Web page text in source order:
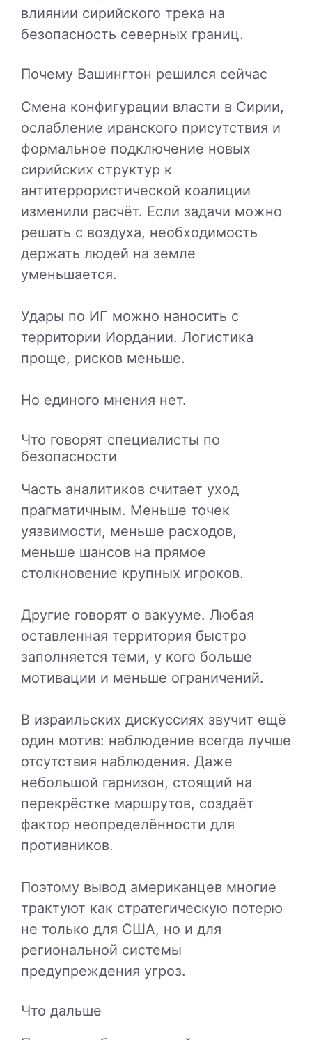
влиянии сирийского трека на
безопасность северных границ.
Почему Вашингтон решился сейчас
Смена конфигурации власти в Сирии,
ослабление иранского присутствия и
формальное подключение новых
сирийских структур к
антитеррористической коалиции
изменили расчёт. Если задачи можно
решать с воздуха, необходимость
держать людей на земле
уменьшается.
Удары по ИГ можно наносить с
территории Иордании. Логистика
проще, рисков меньше.
Но единого мнения нет.
Что говорят специалисты по
безопасности
Часть аналитиков считает уход
прагматичным. Меньше точек
уязвимости, меньше расходов,
меньше шансов на прямое
столкновение крупных игроков.
Другие говорят о вакууме. Любая
оставленная территория быстро
заполняется теми, у кого больше
мотивации и меньше ограничений.
В израильских дискуссиях звучит ещё
один мотив: наблюдение всегда лучше
отсутствия наблюдения. Даже
небольшой гарнизон, стоящий на
перекрёстке маршрутов, создаёт
фактор неопределённости для
противников.
Поэтому вывод американцев многие
трактуют как стратегическую потерю
не только для США, но и для
региональной системы
предупреждения угроз.
Что дальше